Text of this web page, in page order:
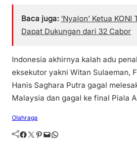
Baca juga: ‘Nyalon’ Ketua
Dapat Dukungan dari 32 Cabor
Indonesia akhirnya kalah adu
eksekutor yakni Witan Sulaeman,
Hanis Saghara Putra gagal
Malaysia dan gagal ke final Piala
Olahraga
Facebook Twitter Pinterest Mail WhatsApp